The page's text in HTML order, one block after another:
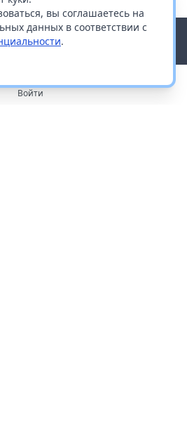
вы соглашаетесь на
данных в соответствии с
.
Войти